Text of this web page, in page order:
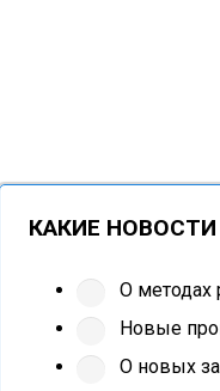
КАКИЕ
О методах
Новые
О новых